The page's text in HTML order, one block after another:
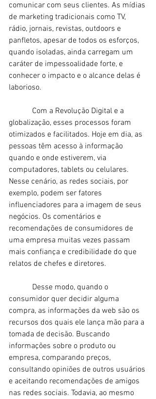
comunicar com seus clientes. As mídias
de marketing tradicionais como TV,
rádio, jornais, revistas, outdoors e
panfletos, apesar de todos os esforços,
quando isoladas, ainda carregam um
caráter de impessoalidade forte, e
conhecer o impacto e o alcance delas é
laborioso.
globalização, esses processos foram
otimizados e facilitados. Hoje em dia, as
pessoas têm acesso à informação
quando e onde estiverem, via
computadores, tablets ou celulares.
Nesse cenário, as redes sociais, por
exemplo, podem ser fatores
influenciadores para a imagem de seus
negócios. Os comentários e
recomendações de consumidores de
uma empresa muitas vezes passam
mais confiança e credibilidade do que
relatos de chefes e diretores.
consumidor quer decidir alguma
compra, as informações da web são os
recursos dos quais ele lança mão para a
tomada de decisão. Buscando
informações sobre o produto ou
empresa, comparando preços,
consultando opiniões de outros usuários
e aceitando recomendações de amigos
nas redes sociais. Todavia, ao mesmo